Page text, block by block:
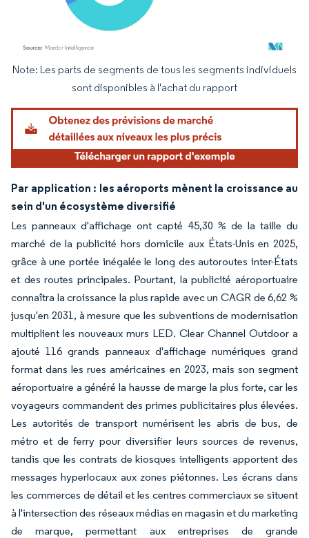
Image © Mordor Intelligence. La réutilisation nécessite une attribution sous CC BY
Note: Les parts de segments de tous les segments individuels
sont disponibles à l'achat du rapport
Par application : les aéroports mènent la croissance au
sein d'un écosystème diversifié
Les panneaux d'affichage ont capté 45,30 % de la taille du
marché de la publicité hors domicile aux États-Unis en 2025,
grâce à une portée inégalée le long des autoroutes inter-États
et des routes principales. Pourtant, la publicité aéroportuaire
connaîtra la croissance la plus rapide avec un CAGR de 6,62 %
jusqu'en 2031, à mesure que les subventions de modernisation
multiplient les nouveaux murs LED. Clear Channel Outdoor a
ajouté 116 grands panneaux d'affichage numériques grand
format dans les rues américaines en 2023, mais son segment
aéroportuaire a généré la hausse de marge la plus forte, car les
voyageurs commandent des primes publicitaires plus élevées.
Les autorités de transport numérisent les abris de bus, de
métro et de ferry pour diversifier leurs sources de revenus,
tandis que les contrats de kiosques intelligents apportent des
messages hyperlocaux aux zones piétonnes. Les écrans dans
les commerces de détail et les centres commerciaux se situent
à l'intersection des réseaux médias en magasin et du marketing
de marque, permettant aux entreprises de grande